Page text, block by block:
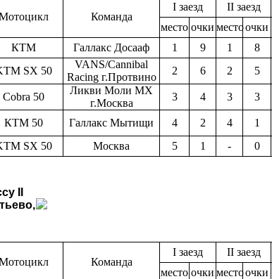
Команда
I заезд II заезд
место очки местоочки
КТМ Галлакс Досааф 1 9 1 8
SX 50
VANS/Cannibal
Racing г.Протвино
2 6 2 5
Cobra 50
Ликви Моли МХ
г.Москва
3 4 3 3
КТМ 50 Галлакс Мытищи 4 2 4 1
SX 50 Москва 5 1 - 0
Команда
I заезд II заезд
место очки местоочки